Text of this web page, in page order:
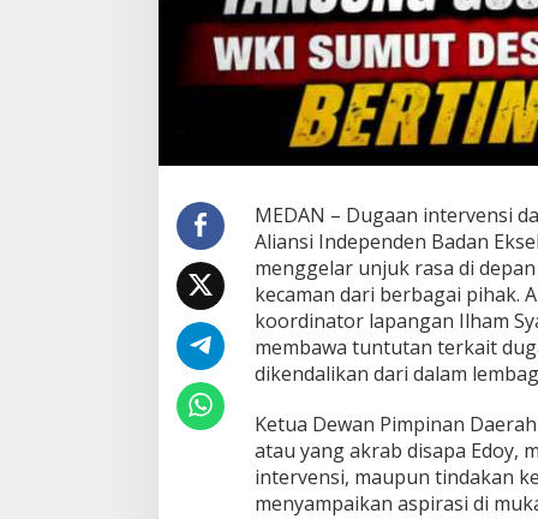
u
m
u
t
D
e
s
a
o
m
i
s
X
I
I
D
R
R
I
MEDAN – Dugaan intervensi
Aliansi Independen Badan
menggelar unjuk rasa di
kecaman dari berbagai pihak.
koordinator lapangan Ilham
membawa tuntutan terkait
dikendalikan dari dalam
Ketua Dewan Pimpinan
atau yang akrab disapa Edoy,
intervensi, maupun tindakan
menyampaikan aspirasi di